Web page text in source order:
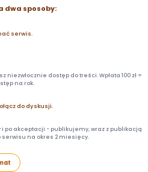
dwa sposoby:
serwis.
niezwłocznie dostęp do treści. Wpłata 100 zł =
na rok.
do dyskusji.
i po akceptacji - publikujemy, wraz z publikacją
serwisu na okres 2 miesięcy.